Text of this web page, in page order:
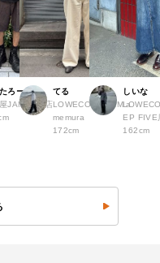
ろー
JAM 仙台店
てる
LOWECO by JAM a
memura
172cm
しいな
EP
162cm